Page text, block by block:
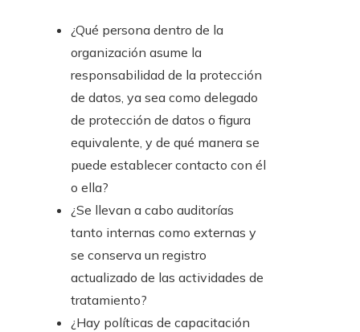
¿Qué persona dentro de la
organización asume la
responsabilidad de la protección
de datos, ya sea como delegado
de protección de datos o figura
equivalente, y de qué manera se
puede establecer contacto con él
o ella?
¿Se llevan a cabo auditorías
tanto internas como externas y
se conserva un registro
actualizado de las actividades de
tratamiento?
¿Hay políticas de capacitación